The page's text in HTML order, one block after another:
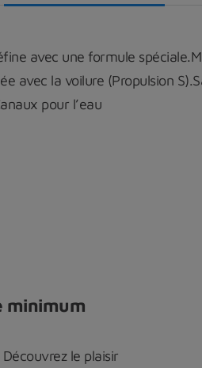
avec une formule
avec la voilure (Propulsion
pour l’eau
minimum
le plaisir